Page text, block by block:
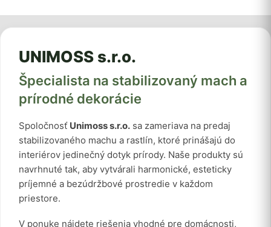
UNIMOSS s.r.o.
Špecialista na stabilizovaný mach a
prírodné dekorácie
Spoločnosť Unimoss s.r.o. sa zameriava na predaj
stabilizovaného machu a rastlín, ktoré prinášajú do
interiérov jedinečný dotyk prírody. Naše produkty sú
navrhnuté tak, aby vytvárali harmonické, esteticky
príjemné a bezúdržbové prostredie v každom
priestore.
V ponuke nájdete riešenia vhodné pre domácnosti,